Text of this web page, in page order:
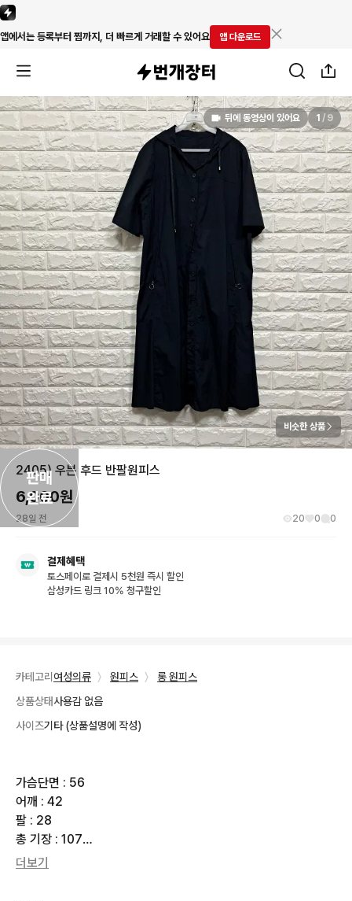
앱에서는 등록부터 찜까지, 더 빠르게 거래할 수 있어요 앱 다운로드
판매
완료
뒤에 동영상이 있어요 1 / 9
비슷한 상품
2405) 우븐 후드 반팔원피스
6,000원
28일 전 20 0 0
결제혜택
토스페이로 결제시 5천원 즉시 할인
삼성카드 링크 10% 청구할인
카테고리 여성의류 〉 원피스 〉
롱 원피스
상품상태사용감 없음
사이즈기타 (상품설명에 작성)
가슴단면 : 56
어깨 : 42
팔 : 28
총 기장 : 107
스판 : x
더보기